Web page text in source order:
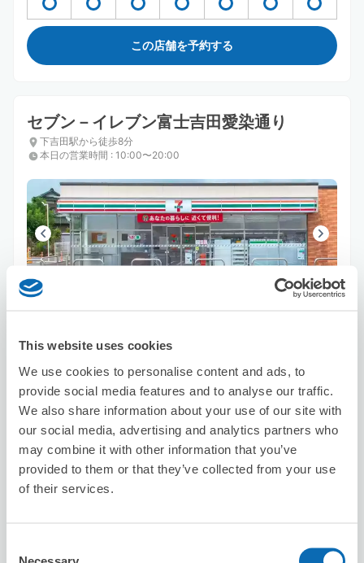
This website uses cookies
We use cookies to personalise content and ads, to
provide social media features and to analyse our traffic.
We also share information about your use of our site with
our social media, advertising and analytics partners who
may combine it with other information that you’ve
provided to them or that they’ve collected from your use
of their services.
Necessary
この店舗を予約する
セブン－イレブン富士吉田愛染通り
下吉田駅から徒歩8分
本日の営業時間 : 10:00〜20:00
保管できる荷物数
空き時間
この店舗を予約する
セブン－イレブン河口湖東恋路